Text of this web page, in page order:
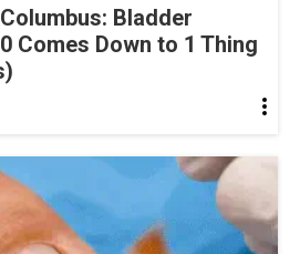
Bladder
Comes Down to 1 Thing